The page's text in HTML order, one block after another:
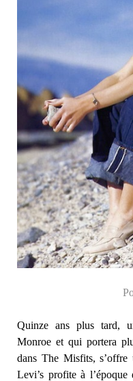
Quinze ans plus tard,
Monroe et qui portera
dans The Misfits,
Levi’s profite à